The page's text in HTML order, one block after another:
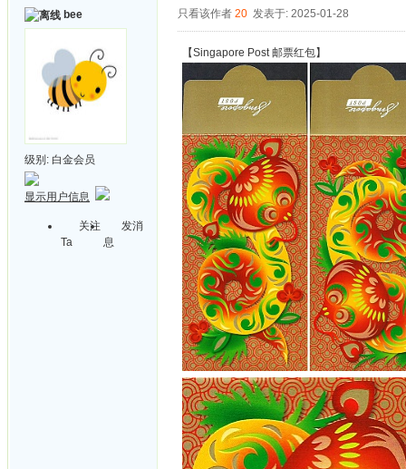
bee
级别: 白金会员
显示用户信息
关注
Ta
发消
息
只看该作者 20 发表于: 2025-01-28
【Singapore Post 邮票红包】